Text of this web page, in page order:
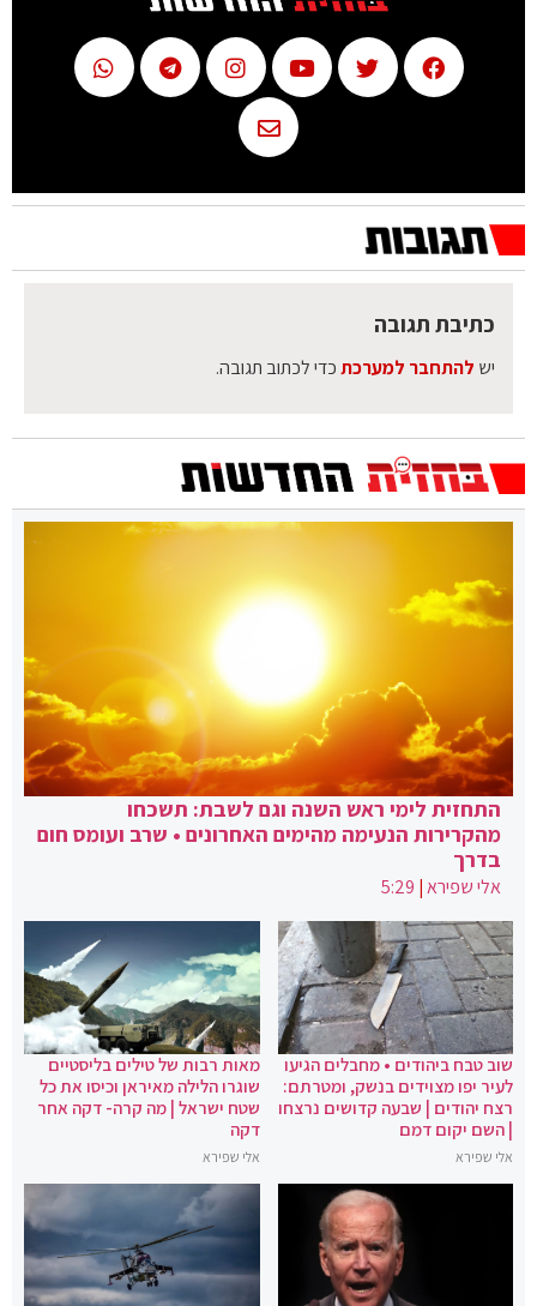
כתיבת תגובה
יש להתחבר למערכתכדי לכתוב תגובה.
התחזית לימי ראש השנה וגם לשבת: תשכחו
מהקרירות הנעימה מהימים האחרונים • שרב ועומס חום
בדרך
אלי שפירא|
5:29
שוב טבח ביהודים • מחבלים הגיעו
לעיר יפו מצוידים בנשק, ומטרתם:
רצח יהודים | שבעה קדושים נרצחו
| השם יקום דמם
אלי שפירא
מאות רבות של טילים בליסטיים
שוגרו הלילה מאיראן וכיסו את כל
שטח ישראל | מה קרה- דקה אחר
דקה
אלי שפירא